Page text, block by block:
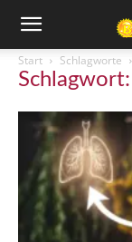
Start Schlagworte